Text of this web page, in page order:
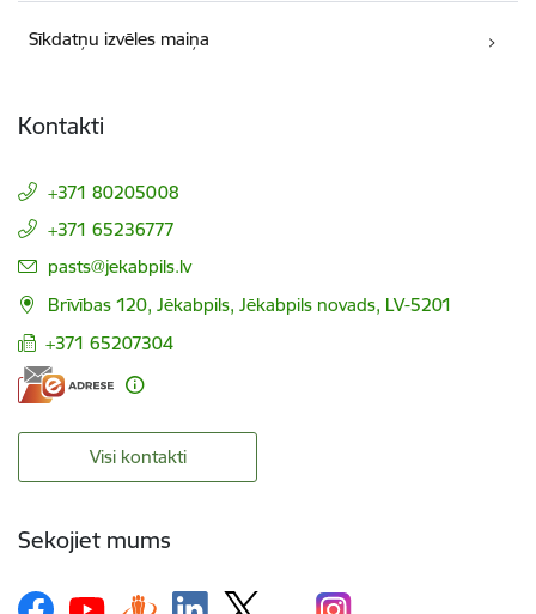
Sīkdatņu izvēles maiņa
Kontakti
+371 80205008
+371 65236777
E-pasts:
pasts@jekabpils.lv
Brīvības 120, Jēkabpils, Jēkabpils novads, LV-5201
+371 65207304
Visi kontakti
Sekojiet mums